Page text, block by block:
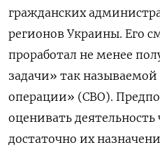
гражданских
регионов Украины. Его
проработал не менее
задачи» так
операции» (СВО).
оценивать
достаточно их